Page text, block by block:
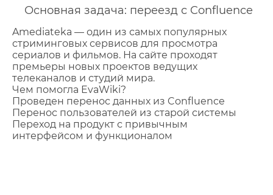
Основная задача: переезд с Confluence
Amediateka — один из самых популярных
стриминговых сервисов для просмотра
сериалов и фильмов. На сайте проходят
премьеры новых проектов ведущих
телеканалов и студий мира.
Чем помогла EvaWiki?
Проведен перенос данных из Confluence
Перенос пользователей из старой системы
Переход на продукт с привычным
интерфейсом и функционалом